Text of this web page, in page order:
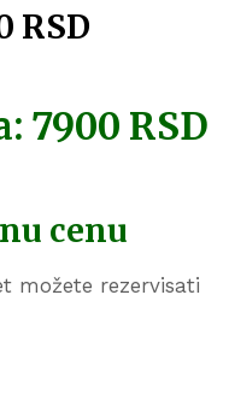
RSD
7900 RSD
cenu
možete rezervisati